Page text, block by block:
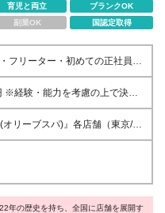
育児と両立
ブランクOK
副業OK 国認定取得
フリーター・初めての正社員と
向いてい
レイになりたい方 ＊美容業界
好きな方 ＊一生モノのスキル
※経験・能力を考慮の上で決定
月の試用期間あり └1～2ヶ月目
万円～30万円、3ヶ月目以降
） ＊時間外手当（100％支給）
年で月給40万円以上も可能です
リーブスパ)』各店舗（東京/横
＊お住まいや希望を最大限考慮
決定♪ ＊新築・築浅社宅（WiFi/
人気の港・渋谷・新宿・品川・
駅から徒歩約5分程度と立地も
ラチナ通り店/白金台
年の歴史を持ち、全国に店舗を展開す